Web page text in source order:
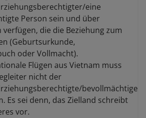
eine
Person sein und über
verfügen, die die Beziehung zum
(Geburtsurkunde,
oder Vollmacht).
Flügen aus Vietnam muss
nicht der
bevollmächtige
Es sei denn, das Zielland schreibt
vor.